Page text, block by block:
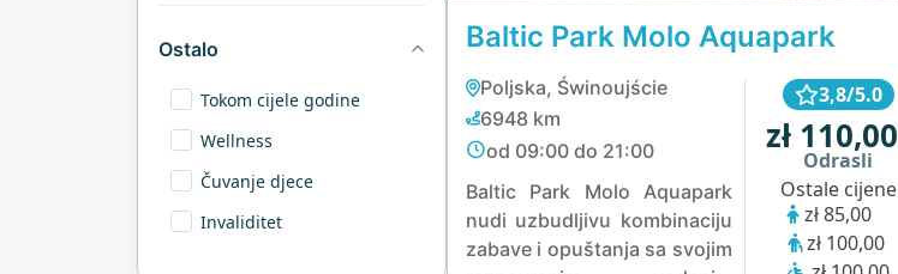
Ostalo
Tokom cijele godine
Wellness
Čuvanje djece
Invaliditet
Baltic Park Molo Aquapark
Poljska, Świnoujście
6948 km
od 09:00 do 21:00
Baltic Park Molo Aquapark
nudi uzbudljivu kombinaciju
zabave i opuštanja sa svojim
3,8/5.0
zł 110,00
Odrasli
Ostale cijene
zł 85,00
zł 100,00